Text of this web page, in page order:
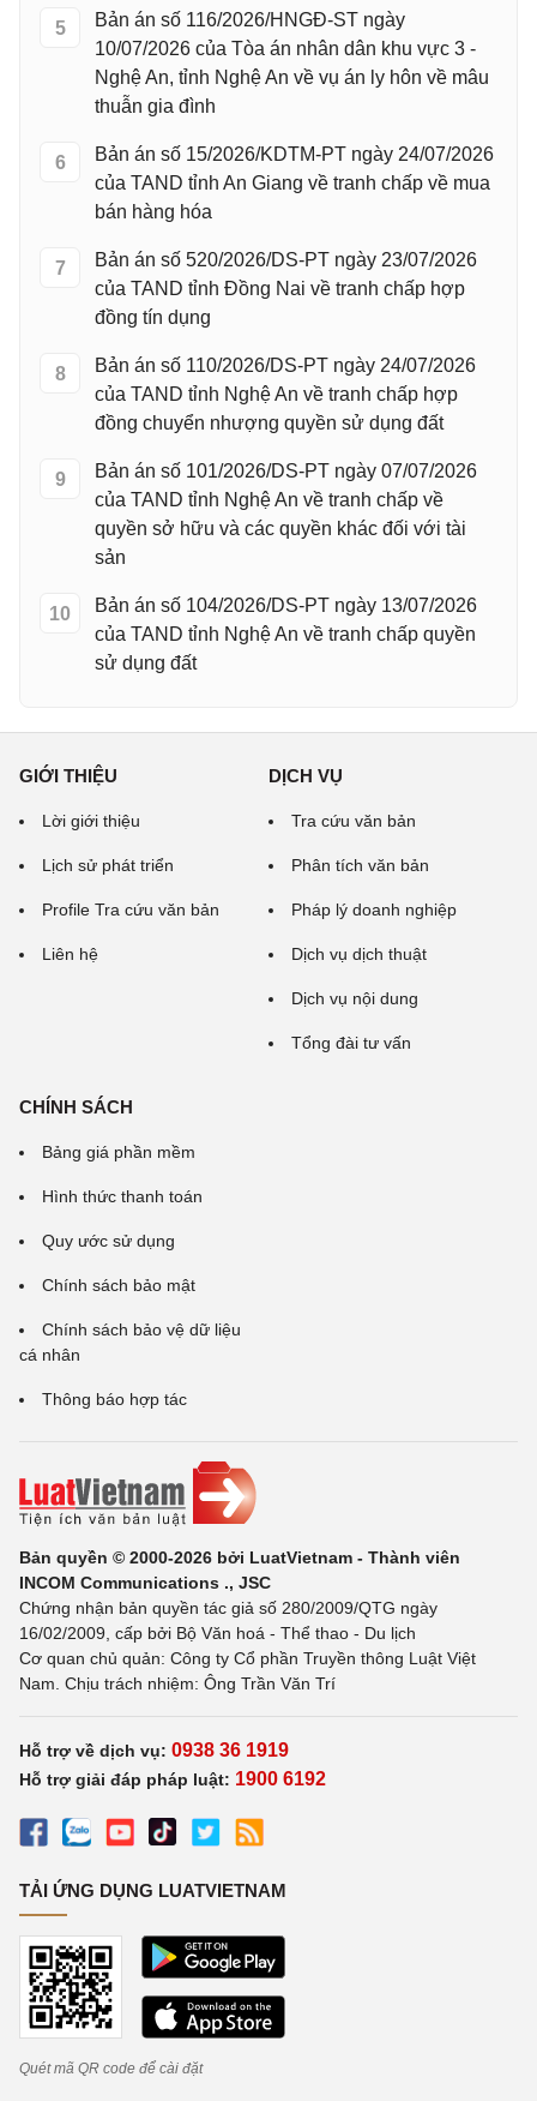
5
Bản án số 116/2026/HNGĐ-ST ngày
10/07/2026 của Tòa án nhân dân khu vực 3 -
Nghệ An, tỉnh Nghệ An về vụ án ly hôn về mâu
thuẫn gia đình
6
Bản án số 15/2026/KDTM-PT ngày 24/07/2026
của TAND tỉnh An Giang về tranh chấp về mua
bán hàng hóa
7
Bản án số 520/2026/DS-PT ngày 23/07/2026
của TAND tỉnh Đồng Nai về tranh chấp hợp
đồng tín dụng
8
Bản án số 110/2026/DS-PT ngày 24/07/2026
của TAND tỉnh Nghệ An về tranh chấp hợp
đồng chuyển nhượng quyền sử dụng đất
9
Bản án số 101/2026/DS-PT ngày 07/07/2026
của TAND tỉnh Nghệ An về tranh chấp về
quyền sở hữu và các quyền khác đối với tài
sản
10
Bản án số 104/2026/DS-PT ngày 13/07/2026
của TAND tỉnh Nghệ An về tranh chấp quyền
sử dụng đất
GIỚI THIỆU
Lời giới thiệu
Lịch sử phát triển
Profile Tra cứu văn bản
Liên hệ
DỊCH VỤ
Tra cứu văn bản
Phân tích văn bản
Pháp lý doanh nghiệp
Dịch vụ dịch thuật
Dịch vụ nội dung
Tổng đài tư vấn
CHÍNH SÁCH
Bảng giá phần mềm
Hình thức thanh toán
Quy ước sử dụng
Chính sách bảo mật
Chính sách bảo vệ dữ liệu
cá nhân
Thông báo hợp tác
Bản quyền © 2000-2026 bởi LuatVietnam - Thành viên
INCOM Communications ., JSC
Chứng nhận bản quyền tác giả số 280/2009/QTG ngày
16/02/2009, cấp bởi Bộ Văn hoá - Thể thao - Du lịch
Cơ quan chủ quản: Công ty Cổ phần Truyền thông Luật Việt
Nam. Chịu trách nhiệm: Ông Trần Văn Trí
Hỗ trợ về dịch vụ: 0938 36 1919
Hỗ trợ giải đáp pháp luật: 1900 6192
TẢI ỨNG DỤNG LUATVIETNAM
Quét mã QR code để cài đặt